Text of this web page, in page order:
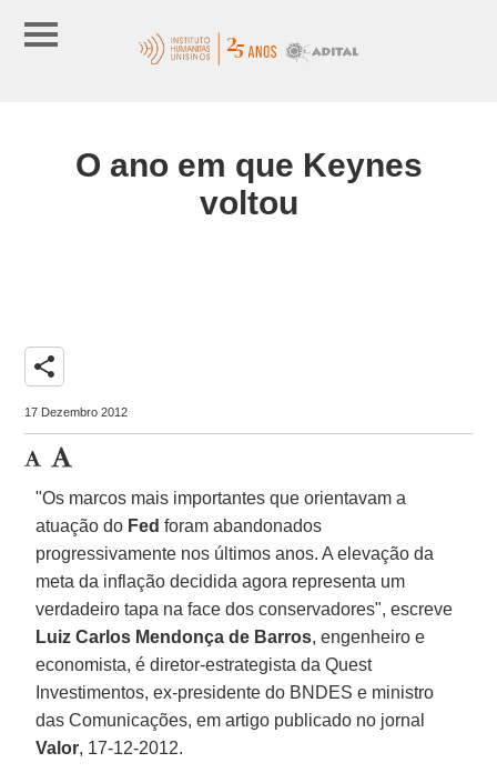
O ano em que Keynes
voltou
share
17 Dezembro 2012
"Os marcos mais importantes que orientavam a
atuação do Fedforam abandonados
progressivamente nos últimos anos. A elevação da
meta da inflação decidida agora representa um
verdadeiro tapa na face dos conservadores", escreve
Luiz Carlos Mendonça de Barros, engenheiro e
economista, é diretor-estrategista da Quest
Investimentos, ex-presidente do BNDES e ministro
das Comunicações, em artigo publicado no jornal
Valor, 17-12-2012.